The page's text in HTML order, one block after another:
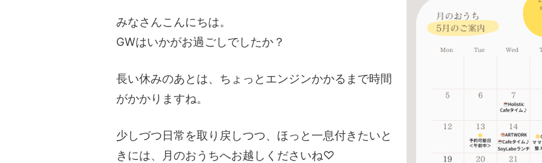
みなさんこんにちは。
GWはいかがお過ごしでしたか？
長い休みのあとは、ちょっとエンジンかかるまで時間
がかかりますね。
少しづつ日常を取り戻しつつ、ほっと一息付きたいと
きには、月のおうちへお越しくださいね♡